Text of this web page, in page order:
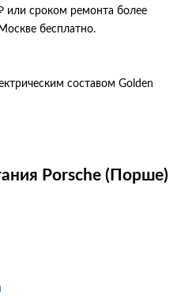
или сроком ремонта более
бесплатно.
составом Golden
Porsche (Порше)